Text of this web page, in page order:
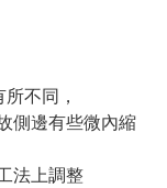
不同，
側邊有些微內縮
法上調整